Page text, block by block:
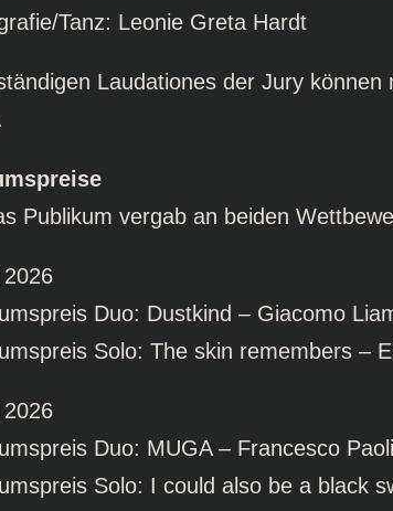
Tanz: Leonie Greta Hardt
Laudationes der Jury
Publikum vergab an beiden
Duo: Dustkind – Giacomo
Solo: The skin remembers –
Duo: MUGA – Francesco
Solo: I could also be a black